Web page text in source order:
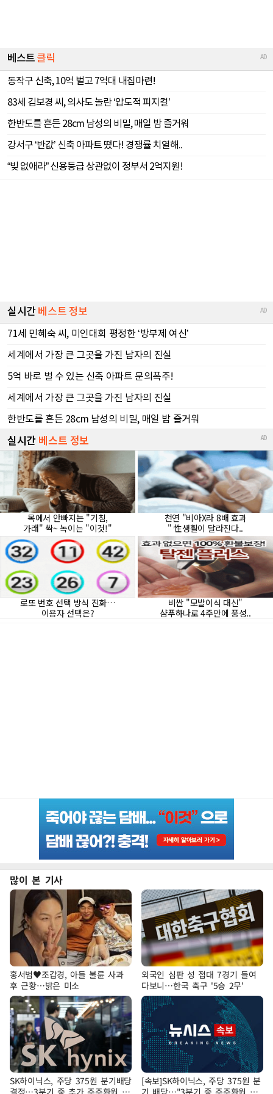
많이 본 기사
홍서범♥조갑경, 아들 불륜 사과
후 근황…밝은 미소
외국인 심판 성 접대 7경기 들여
다보니…한국 축구 '5승 2무'
SK하이닉스, 주당 375원 분기배당
결정…3분기 중 추가 주주환원 발
[속보]SK하이닉스, 주당 375원 분
기 배당…"3분기 중 주주환원 방